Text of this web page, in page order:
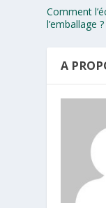
Comment
l’emballage ?
A